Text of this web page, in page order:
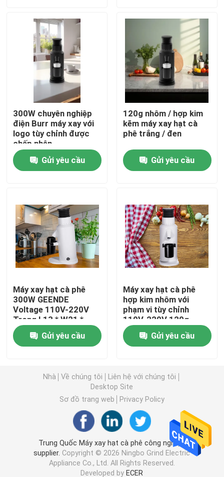
Hướng dẫn VR
Về chúng tôi
Tham quan nhà máy
Kiểm soát chất lượng
Liên hệ chúng tôi
Máy xay hạt cà phê
Máy xay cà phê Burr
máy xay cà phê thương mại
Máy xay cà phê màn hình cảm ứng
máy xay cà phê gia đình
Máy xay đậu Espresso
Máy xay cà phê ngoài trời
Máy xay cà phê cầm tay
300W chuyên nghiệp
điện Burr máy xay với
logo tùy chỉnh được
chấp nhận
Gửi yêu cầu
120g nhôm / hợp kim
kẽm máy xay hạt cà
phê trắng / đen
Gửi yêu cầu
Máy xay hạt cà phê
300W GEENDE
Voltage 110V-220V
Trong L13 * W21 *
H32CM
Gửi yêu cầu
Máy xay hạt cà phê
hợp kim nhôm với
phạm vi tùy chỉnh
110V-220V 120g
Gửi yêu cầu
Nhà Về chúng tôi
Liên hệ với chúng tôi
Desktop Site
Sơ đồ trang web
Privacy Policy
Trung Quốc Máy xay hạt cà phê công nghiệp
supplier. Copyright © 2026 Ningbo Grind Electric
Appliance Co., Ltd. All Rights Reserved.
Developed by ECER